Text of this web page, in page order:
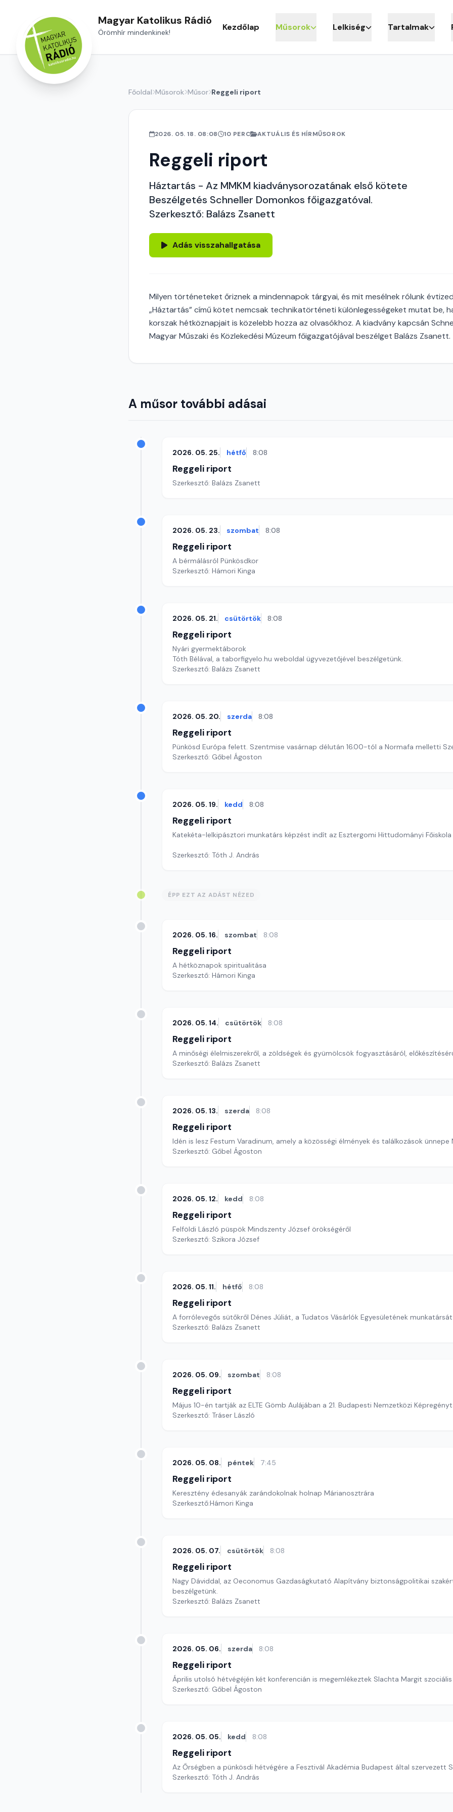
Magyar Katolikus Rádió
Örömhír mindenkinek! Kezdőlap Műsorok Lelkiség Tartalmak
Főoldal Műsorok Műsor Reggeli riport
2026. 05. 18. 08:08 10 PERC AKTUÁLIS ÉS HÍRMŰSOROK
Reggeli riport
Háztartás - Az MMKM kiadványsorozatának első kötete
Beszélgetés Schneller Domonkos főigazgatóval.
Szerkesztő: Balázs Zsanett
Adás visszahallgatása
Milyen történeteket őriznek a mindennapok tárgyai, és mit mesélnek rólunk
„Háztartás” című kötet nemcsak technikatörténeti különlegességeket mutat be,
korszak hétköznapjait is közelebb hozza az olvasókhoz. A kiadvány kapcsán
Magyar Műszaki és Közlekedési Múzeum főigazgatójával beszélget Balázs Zsanett.
A műsor további adásai
2026. 05. 25. hétfő 8:08
Reggeli riport
Szerkesztő: Balázs Zsanett
2026. 05. 23. szombat 8:08
Reggeli riport
A bérmálásról Pünkösdkor
Szerkesztő: Hámori Kinga
2026. 05. 21. csütörtök 8:08
Reggeli riport
Nyári gyermektáborok
Tóth Bélával, a taborfigyelo.hu weboldal ügyvezetőjével beszélgetünk.
Szerkesztő: Balázs Zsanett
2026. 05. 20. szerda 8:08
Reggeli riport
Pünkösd Európa felett. Szentmise vasárnap délután 16.00-tól a Normafa melletti
Szerkesztő: Gőbel Ágoston
2026. 05. 19. kedd 8:08
Reggeli riport
Katekéta-lelkipásztori munkatárs képzést indít az Esztergomi Hittudományi Főiskola
Szerkesztő: Tóth J. András
ÉPP EZT AZ ADÁST NÉZED
2026. 05. 16. szombat 8:08
Reggeli riport
A hétköznapok spiritualitása
Szerkesztő: Hámori Kinga
2026. 05. 14. csütörtök 8:08
Reggeli riport
A minőségi élelmiszerekről, a zöldségek és gyümölcsök fogyasztásáról,
Szerkesztő: Balázs Zsanett
2026. 05. 13. szerda 8:08
Reggeli riport
Idén is lesz Festum Varadinum, amely a közösségi élmények és találkozások ünnepe
Szerkesztő: Gőbel Ágoston
2026. 05. 12. kedd 8:08
Reggeli riport
Felföldi László püspök Mindszenty József örökségéről
Szerkesztő: Szikora József
2026. 05. 11. hétfő 8:08
Reggeli riport
A forrólevegős sütőkről Dénes Júliát, a Tudatos Vásárlók Egyesületének
Szerkesztő: Balázs Zsanett
2026. 05. 09. szombat 8:08
Reggeli riport
Május 10-én tartják az ELTE Gömb Aulájában a 21. Budapesti Nemzetközi
Szerkesztő: Tráser László
2026. 05. 08. péntek 7:45
Reggeli riport
Keresztény édesanyák zarándokolnak holnap Márianosztrára
Szerkesztő:Hámori Kinga
2026. 05. 07. csütörtök 8:08
Reggeli riport
Nagy Dáviddal, az Oeconomus Gazdaságkutató Alapítvány biztonságpolitikai
beszélgetünk.
Szerkesztő: Balázs Zsanett
2026. 05. 06. szerda 8:08
Reggeli riport
Április utolsó hétvégéjén két konferencián is megemlékeztek Slachta Margit
Szerkesztő: Gőbel Ágoston
2026. 05. 05. kedd 8:08
Reggeli riport
Az Őrségben a pünkösdi hétvégére a Fesztivál Akadémia Budapest által szervezett
Szerkesztő: Tóth J. András